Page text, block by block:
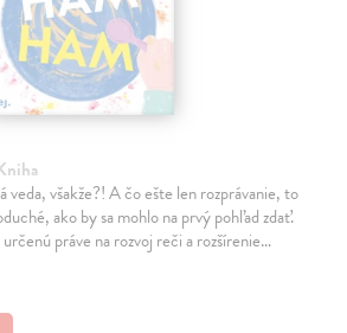
všakže?! A čo ešte len rozprávanie, to
ako by sa mohlo na prvý pohľad zdať.
práve na rozvoj reči a rozšírenie…